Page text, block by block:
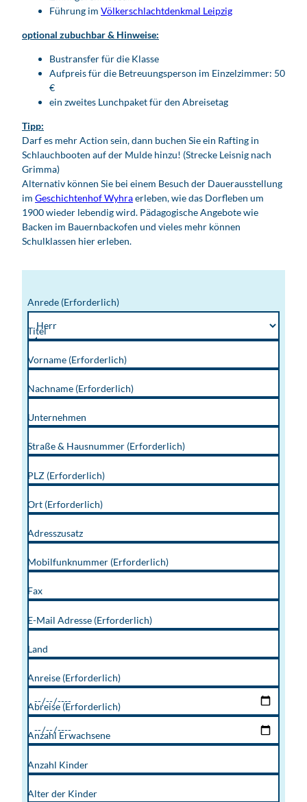
Führung im Völkerschlachtdenkmal Leipzig
optional zubuchbar & Hinweise:
Bustransfer für die Klasse
Aufpreis für die Betreuungsperson im Einzelzimmer: 50
€
ein zweites Lunchpaket für den Abreisetag
Tipp:
Darf es mehr Action sein, dann buchen Sie ein Rafting in
Schlauchbooten auf der Mulde hinzu! (Strecke Leisnig nach
Grimma)
Alternativ können Sie bei einem Besuch der Dauerausstellung
im Geschichtenhof Wyhraerleben, wie das Dorfleben um
1900 wieder lebendig wird. Pädagogische Angebote wie
Backen im Bauernbackofen und vieles mehr können
Schulklassen hier erleben.
Anrede (Erforderlich)
Titel
Vorname (Erforderlich)
Nachname (Erforderlich)
Unternehmen
Straße & Hausnummer (Erforderlich)
PLZ (Erforderlich)
Ort (Erforderlich)
Adresszusatz
Mobilfunknummer (Erforderlich)
Fax
E-Mail Adresse (Erforderlich)
Land
Anreise (Erforderlich)
Abreise (Erforderlich)
Anzahl Erwachsene
Anzahl Kinder
Alter der Kinder